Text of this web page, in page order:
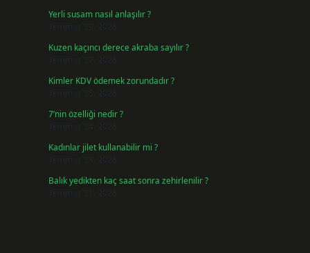
Yerli susam nasıl anlaşılır ?
Temmuz 29, 2026
Kuzen kaçıncı derece akraba sayılır ?
Temmuz 27, 2026
Kimler KDV ödemek zorundadır ?
Temmuz 25, 2026
7’nin özelliği nedir ?
Temmuz 24, 2026
Kadınlar jilet kullanabilir mi ?
Temmuz 23, 2026
Balık yedikten kaç saat sonra zehirlenilir ?
Temmuz 21, 2026